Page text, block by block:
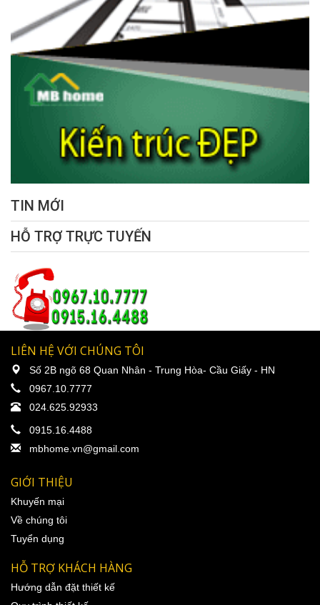
TIN MỚI
HỖ TRỢ TRỰC TUYẾN
LIÊN HỆ VỚI CHÚNG TÔI
Số 2B ngõ 68 Quan Nhân - Trung Hòa- Cầu Giấy - HN
0967.10.7777
024.625.92933
0915.16.4488
mbhome.vn@gmail.com
GIỚI THIỆU
Khuyến mại
Về chúng tôi
Tuyển dụng
HỖ TRỢ KHÁCH HÀNG
Hướng dẫn đặt thiết kế